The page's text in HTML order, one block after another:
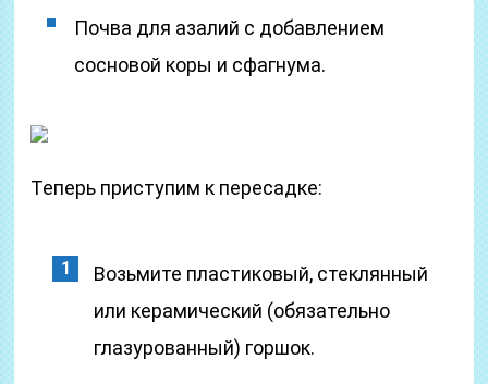
Почва для азалий с добавлением
сосновой коры и сфагнума.
Теперь приступим к пересадке:
Возьмите пластиковый, стеклянный
или керамический (обязательно
глазурованный) горшок.